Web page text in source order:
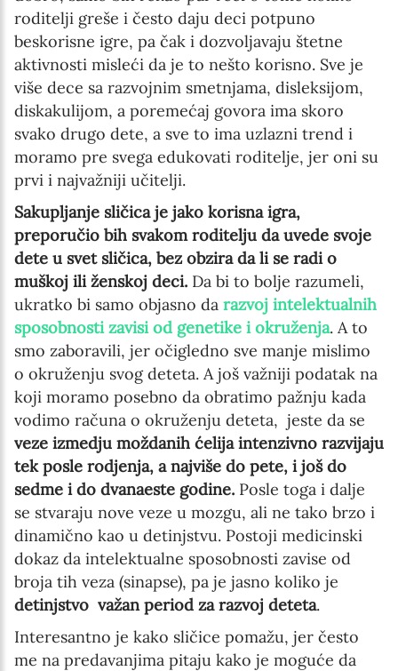
roditelji greše i često daju deci potpuno
beskorisne igre, pa čak i dozvoljavaju štetne
aktivnosti misleći da je to nešto korisno. Sve je
više dece sa razvojnim smetnjama, disleksijom,
diskakulijom, a poremećaj govora ima skoro
svako drugo dete, a sve to ima uzlazni trend i
moramo pre svega edukovati roditelje, jer oni su
prvi i najvažniji učitelji.
Sakupljanje sličica je jako korisna igra,
preporučio bih svakom roditelju da uvede svoje
dete u svet sličica, bez obzira da li se radi o
muškoj ili ženskoj deci. Da bi to bolje razumeli,
ukratko bi samo objasno da razvoj intelektualnih
sposobnosti zavisi od genetike i okruženja. A to
smo zaboravili, jer očigledno sve manje mislimo
o okruženju svog deteta. A još važniji podatak na
koji moramo posebno da obratimo pažnju kada
vodimo računa o okruženju deteta, jeste da se
veze izmedju moždanih ćelija intenzivno razvijaju
tek posle rodjenja, a najviše do pete, i još do
sedme i do dvanaeste godine. Posle toga i dalje
se stvaraju nove veze u mozgu, ali ne tako brzo i
dinamično kao u detinjstvu. Postoji medicinski
dokaz da intelektualne sposobnosti zavise od
broja tih veza (sinapse), pa je jasno koliko je
detinjstvo važan period za razvoj deteta.
Interesantno je kako sličice pomažu, jer često
me na predavanjima pitaju kako je moguće da